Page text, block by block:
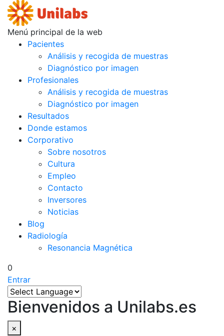
Menú principal de la web
Pacientes
Análisis y recogida de muestras
Diagnóstico por imagen
Profesionales
Análisis y recogida de muestras
Diagnóstico por imagen
Resultados
Donde estamos
Corporativo
Sobre nosotros
Cultura
Empleo
Contacto
Inversores
Noticias
Blog
Radiología
Resonancia Magnética
0
Entrar
Bienvenidos a Unilabs.es
×